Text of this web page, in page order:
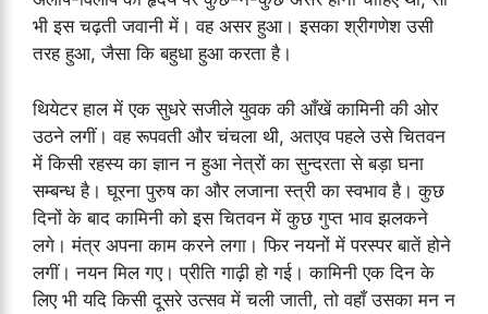
भी इस चढ़ती जवानी में। वह असर हुआ। इसका श्रीगणेश उसी
तरह हुआ, जैसा कि बहुधा हुआ करता है।
थियेटर हाल में एक सुधरे सजीले युवक की आँखें कामिनी की ओर
उठने लगीं। वह रूपवती और चंचला थी, अतएव पहले उसे चितवन
में किसी रहस्य का ज्ञान न हुआ नेत्रों का सुन्दरता से बड़ा घना
सम्बन्ध है। घूरना पुरुष का और लजाना स्त्री का स्वभाव है। कुछ
दिनों के बाद कामिनी को इस चितवन में कुछ गुप्त भाव झलकने
लगे। मंत्र अपना काम करने लगा। फिर नयनों में परस्पर बातें होने
लगीं। नयन मिल गए। प्रीति गाढ़ी हो गई। कामिनी एक दिन के
लिए भी यदि किसी दूसरे उत्सव में चली जाती, तो वहाँ उसका मन न